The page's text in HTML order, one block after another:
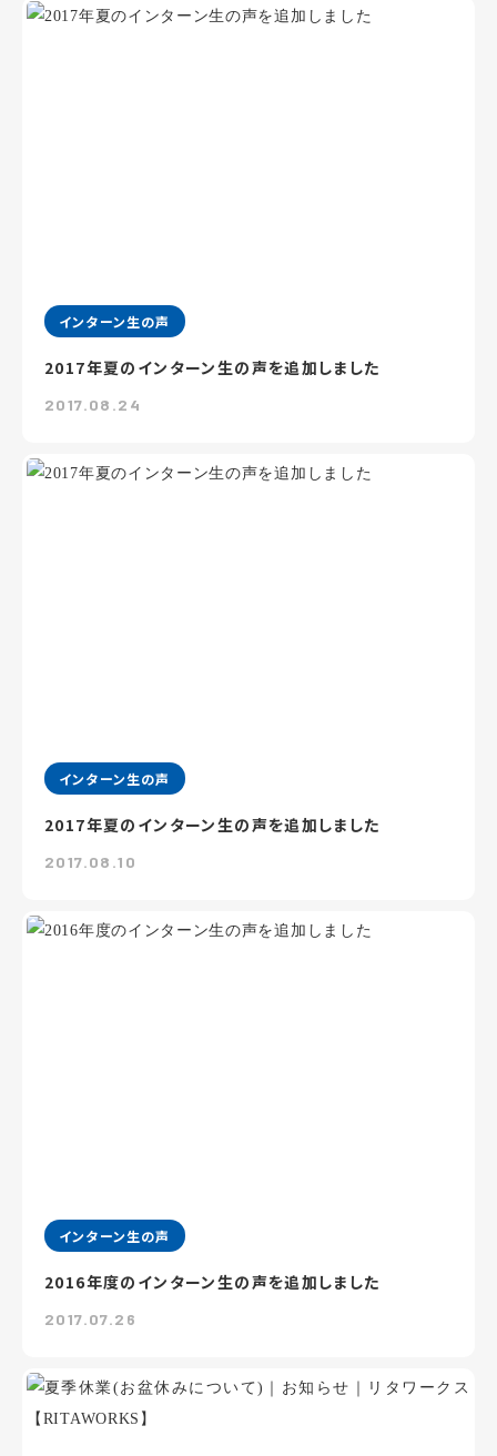
インターン生の声
2017年夏のインターン生の声を追加しました
2017.08.24
インターン生の声
2017年夏のインターン生の声を追加しました
2017.08.10
インターン生の声
2016年度のインターン生の声を追加しました
2017.07.26